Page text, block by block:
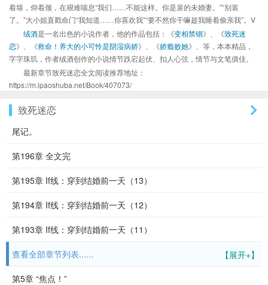
着墙，仰着颈，在艰难喘息“我们……不能这样。你是裴的未婚妻。”“别装
了。”大小姐直戳命门“我知道……你喜欢我”“要不然你干嘛趁我睡着偷亲我”。V
绒酒是一名出色的小说作者，他的作品包括：《变相禁锢》、《致死迷
恋》、《救命！养大的小可怜是阴湿病娇》、《娇瘾败她》、等，本本精品，
字字珠玑，作者绒酒创作的小说情节跌宕起伏、扣人心弦，情节与文笔俱佳。
最新章节致死迷恋全文阅读推荐地址：
https://m.ipaoshuba.net/Book/407073/
致死迷恋
尾记。
第196章 全文完
第195章 If线：穿到结婚前一天（13）
第194章 If线：穿到结婚前一天（12）
第193章 If线：穿到结婚前一天（11）
【展开+】
查看全部章节列表......
第5章 “焦点！”